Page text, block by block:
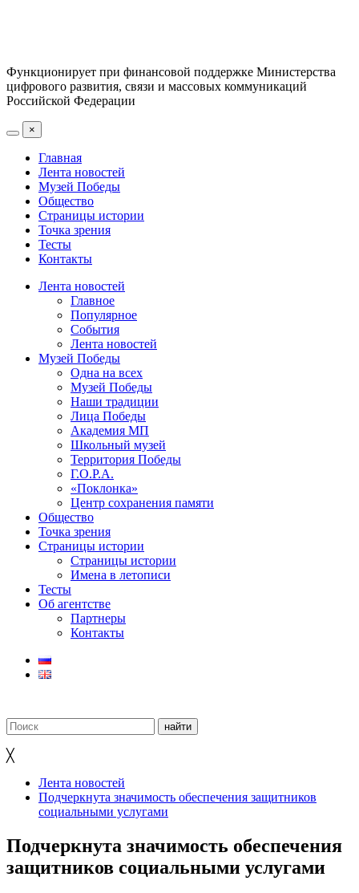
Функционирует при финансовой поддержке Министерства
цифрового развития, связи и массовых коммуникаций
Российской Федерации
×
Главная
Лента новостей
Музей Победы
Общество
Страницы истории
Точка зрения
Тесты
Контакты
Лента новостей
Главное
Популярное
События
Лента новостей
Музей Победы
Одна на всех
Музей Победы
Наши традиции
Лица Победы
Академия МП
Школьный музей
Территория Победы
Г.О.Р.А.
«Поклонка»
Центр сохранения памяти
Общество
Точка зрения
Страницы истории
Страницы истории
Имена в летописи
Тесты
Об агентстве
Партнеры
Контакты
╳
Лента новостей
Подчеркнута значимость обеспечения защитников
социальными услугами
Подчеркнута значимость обеспечения
защитников социальными услугами